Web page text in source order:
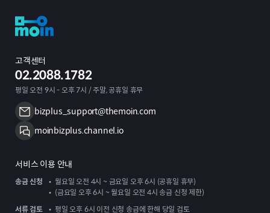
고객센터
02.2088.1782
평일 오전 9시 - 오후 7시 / 주말, 공휴일 휴무
bizplus_support@themoin.com
moinbizplus.channel.io
서비스 이용 안내
송금 신청
월요일 오전 4시 ~ 금요일 오후 6시 (공휴일 휴무)
(금요일 오후 6시 ~ 월요일 오전 4시 송금 신청 제한)
서류 검토
평일 오후 6시 이전 신청 송금에 한해 당일 검토